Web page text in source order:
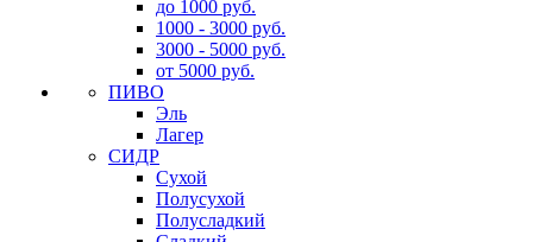
до 1000 руб.
1000 - 3000 руб.
3000 - 5000 руб.
от 5000 руб.
ПИВО
Эль
Лагер
СИДР
Сухой
Полусухой
Полусладкий